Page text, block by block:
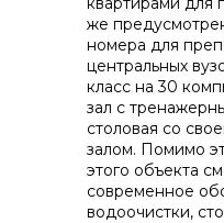
же
номера для
центральных
класс на 30
зал с
столовая со
залом. Помимо
этого объекта
современное
водоочистки,